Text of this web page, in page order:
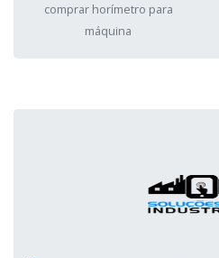
comprar horímetro para
máquina